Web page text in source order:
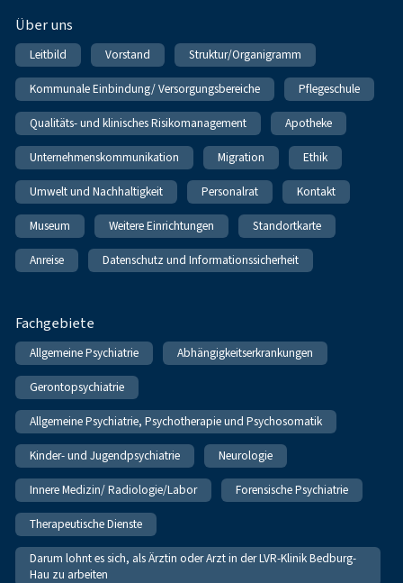
Über uns
Leitbild Vorstand Struktur/Organigramm
Kommunale Einbindung/ Versorgungsbereiche Pflegeschule
Qualitäts- und klinisches Risikomanagement Apotheke
Unternehmenskommunikation Migration Ethik
Umwelt und Nachhaltigkeit Personalrat Kontakt
Museum Weitere Einrichtungen Standortkarte
Anreise Datenschutz und Informationssicherheit
Fachgebiete
Allgemeine Psychiatrie Abhängigkeitserkrankungen
Gerontopsychiatrie
Allgemeine Psychiatrie, Psychotherapie und Psychosomatik
Kinder- und Jugendpsychiatrie Neurologie
Innere Medizin/ Radiologie/Labor Forensische Psychiatrie
Therapeutische Dienste
Darum lohnt es sich, als Ärztin oder Arzt in der LVR-Klinik Bedburg-
Hau zu arbeiten